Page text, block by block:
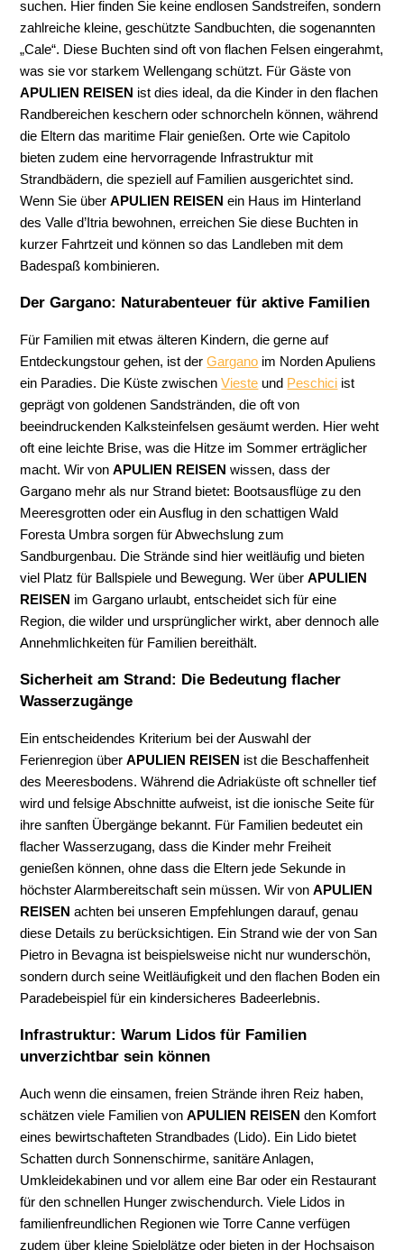
suchen. Hier finden Sie keine endlosen Sandstreifen, sondern
zahlreiche kleine, geschützte Sandbuchten, die sogenannten
„Cale“. Diese Buchten sind oft von flachen Felsen eingerahmt,
was sie vor starkem Wellengang schützt. Für Gäste von
APULIEN REISEN ist dies ideal, da die Kinder in den flachen
Randbereichen keschern oder schnorcheln können, während
die Eltern das maritime Flair genießen. Orte wie Capitolo
bieten zudem eine hervorragende Infrastruktur mit
Strandbädern, die speziell auf Familien ausgerichtet sind.
Wenn Sie überAPULIEN REISEN ein Haus im Hinterland
des Valle d’Itria bewohnen, erreichen Sie diese Buchten in
kurzer Fahrtzeit und können so das Landleben mit dem
Badespaß kombinieren.
Der Gargano: Naturabenteuer für aktive Familien
Für Familien mit etwas älteren Kindern, die gerne auf
Entdeckungstour gehen, ist derGargano im Norden Apuliens
ein Paradies. Die Küste zwischenVieste und Peschici ist
geprägt von goldenen Sandstränden, die oft von
beeindruckenden Kalksteinfelsen gesäumt werden. Hier weht
oft eine leichte Brise, was die Hitze im Sommer erträglicher
macht. Wir vonAPULIEN REISEN wissen, dass der
Gargano mehr als nur Strand bietet: Bootsausflüge zu den
Meeresgrotten oder ein Ausflug in den schattigen Wald
Foresta Umbra sorgen für Abwechslung zum
Sandburgenbau. Die Strände sind hier weitläufig und bieten
viel Platz für Ballspiele und Bewegung. Wer überAPULIEN
REISEN im Gargano urlaubt, entscheidet sich für eine
Region, die wilder und ursprünglicher wirkt, aber dennoch alle
Annehmlichkeiten für Familien bereithält.
Sicherheit am Strand: Die Bedeutung flacher
Wasserzugänge
Ein entscheidendes Kriterium bei der Auswahl der
Ferienregion überAPULIEN REISEN ist die Beschaffenheit
des Meeresbodens. Während die Adriaküste oft schneller tief
wird und felsige Abschnitte aufweist, ist die ionische Seite für
ihre sanften Übergänge bekannt. Für Familien bedeutet ein
flacher Wasserzugang, dass die Kinder mehr Freiheit
genießen können, ohne dass die Eltern jede Sekunde in
höchster Alarmbereitschaft sein müssen. Wir vonAPULIEN
REISEN achten bei unseren Empfehlungen darauf, genau
diese Details zu berücksichtigen. Ein Strand wie der von San
Pietro in Bevagna ist beispielsweise nicht nur wunderschön,
sondern durch seine Weitläufigkeit und den flachen Boden ein
Paradebeispiel für ein kindersicheres Badeerlebnis.
Infrastruktur: Warum Lidos für Familien
unverzichtbar sein können
Auch wenn die einsamen, freien Strände ihren Reiz haben,
schätzen viele Familien vonAPULIEN REISEN den Komfort
eines bewirtschafteten Strandbades (Lido). Ein Lido bietet
Schatten durch Sonnenschirme, sanitäre Anlagen,
Umkleidekabinen und vor allem eine Bar oder ein Restaurant
für den schnellen Hunger zwischendurch. Viele Lidos in
familienfreundlichen Regionen wie Torre Canne verfügen
zudem über kleine Spielplätze oder bieten in der Hochsaison